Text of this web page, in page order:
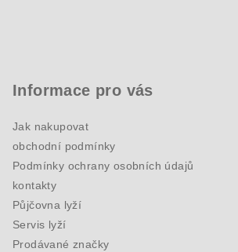
Informace pro vás
Jak nakupovat
obchodní podmínky
Podmínky ochrany osobních údajů
kontakty
Půjčovna lyží
Servis lyží
Prodávané značky